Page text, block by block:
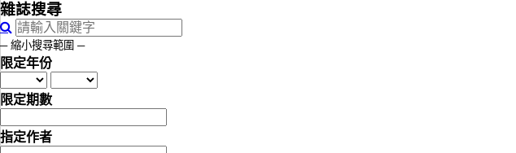
雜誌搜尋
─ 縮小搜尋範圍 ─
限定年份
限定期數
指定作者